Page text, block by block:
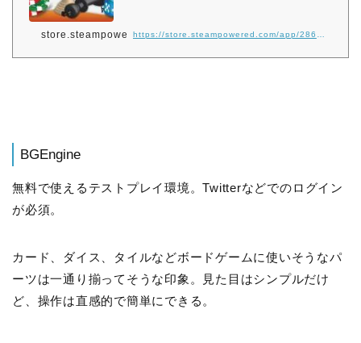
store.steampowered.com
BGEngine
無料で使えるテストプレイ環境。Twitterなどでのログイン
が必須。
カード、ダイス、タイルなどボードゲームに使いそうなパ
ーツは一通り揃ってそうな印象。見た目はシンプルだけ
ど、操作は直感的で簡単にできる。